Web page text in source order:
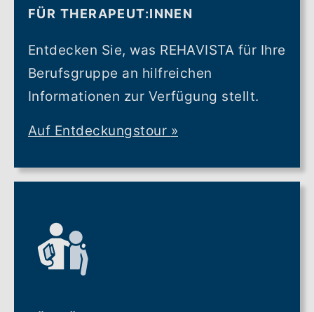
FÜR THERAPEUT:INNEN
Entdecken Sie, was REHAVISTA für Ihre
Berufsgruppe an hilfreichen
Informationen zur Verfügung stellt.
Auf Entdeckungstour »